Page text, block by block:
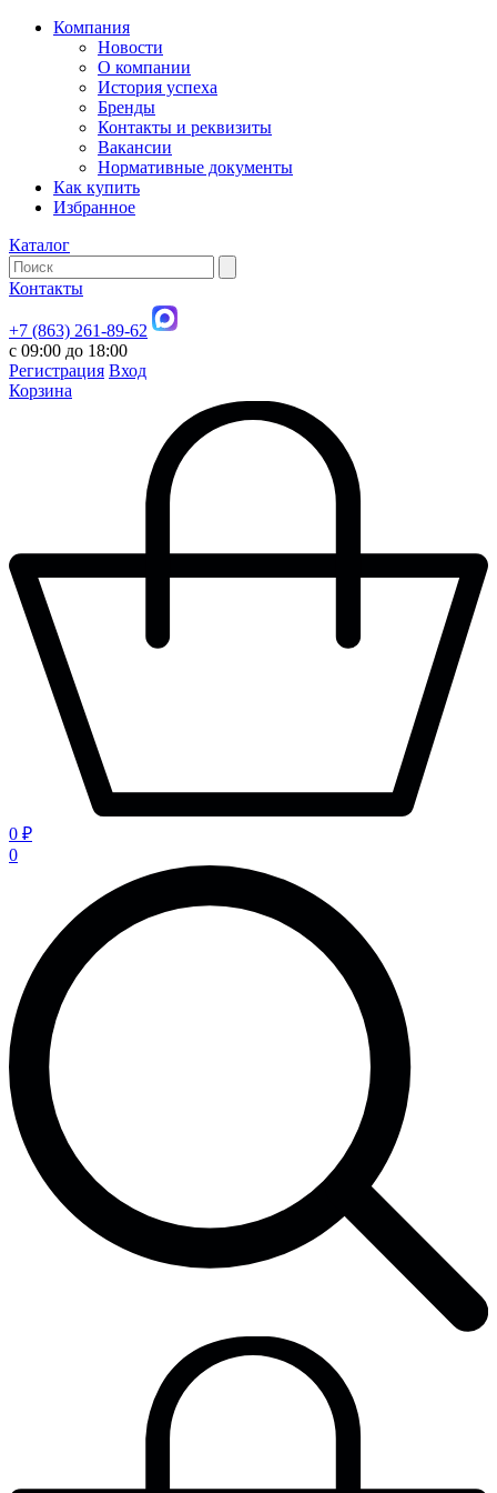
Компания
Новости
О компании
История успеха
Бренды
Контакты и реквизиты
Вакансии
Нормативные документы
Как купить
Избранное
Каталог
Контакты
+7 (863) 261-89-62
с 09:00 до 18:00
Регистрация Вход
Корзина
0 ₽
0